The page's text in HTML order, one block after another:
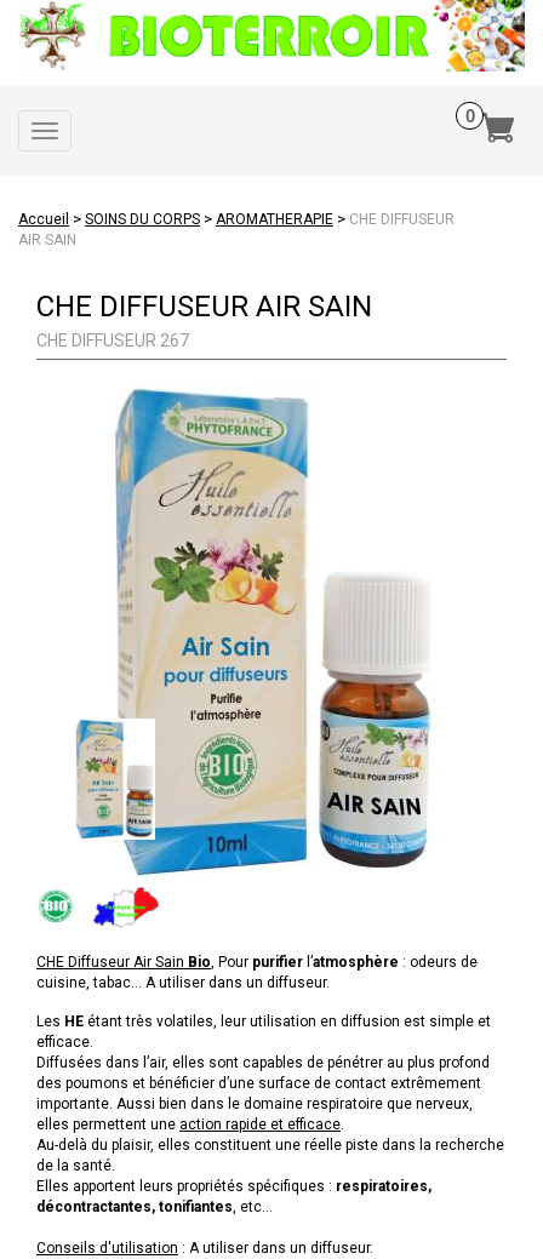
Toggle
navigation
Accueil > SOINS DU CORPS > AROMATHERAPIE > CHE DIFFUSEUR
AIR SAIN
CHE DIFFUSEUR AIR SAIN
CHE DIFFUSEUR 267
CHE Diffuseur Air Sain Bio, Pour purifier l’atmosphère : odeurs de
cuisine, tabac… A utiliser dans un diffuseur.
Les HE étant très volatiles, leur utilisation en diffusion est simple et
efficace.
Diffusées dans l’air, elles sont capables de pénétrer au plus profond
des poumons et bénéficier d’une surface de contact extrêmement
importante. Aussi bien dans le domaine respiratoire que nerveux,
elles permettent une action rapide et efficace.
Au-delà du plaisir, elles constituent une réelle piste dans la recherche
de la santé.
Elles apportent leurs propriétés spécifiques : respiratoires,
décontractantes, tonifiantes, etc...
Conseils d'utilisation : A utiliser dans un diffuseur.